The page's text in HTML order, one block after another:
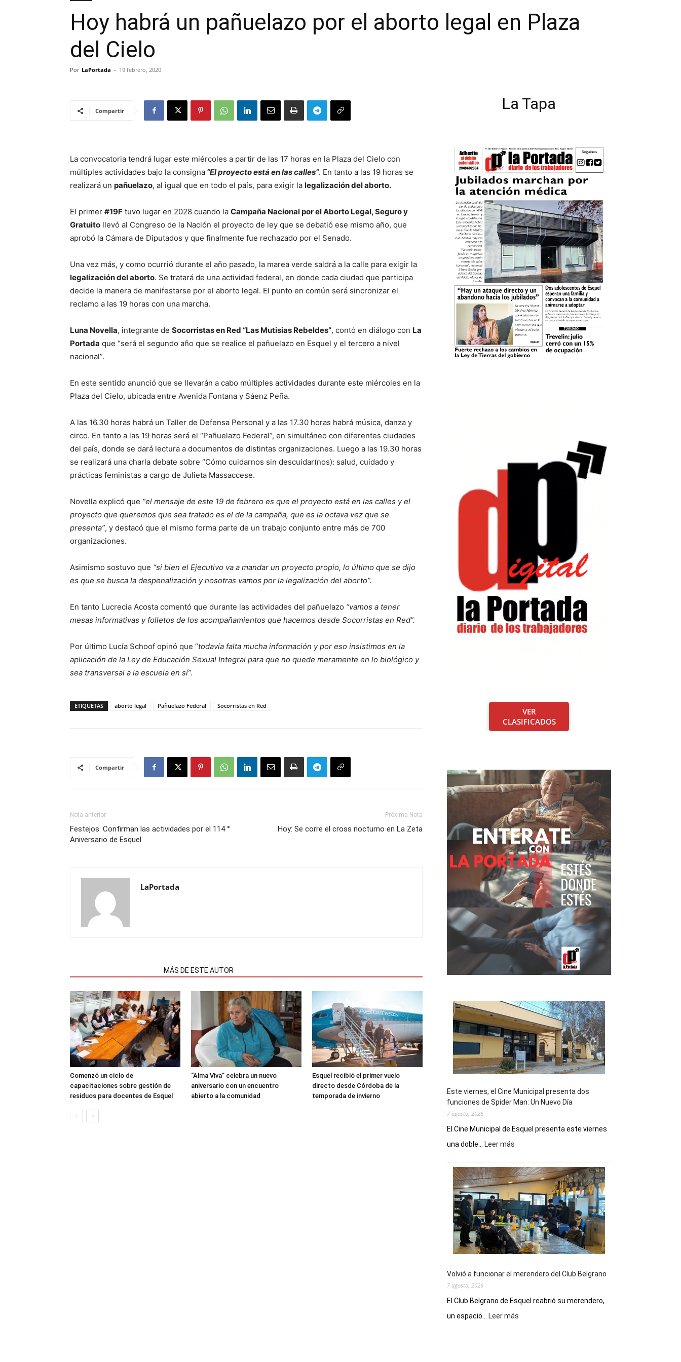
Hoy habrá un pañuelazo por el aborto legal en Plaza
del Cielo
Por LaPortada - 19 febrero, 2020
Compartir
La convocatoria tendrá lugar este miércoles a partir de las 17 horas en la Plaza del Cielo con
múltiples actividades bajo la consigna “El proyecto está en las calles”. En tanto a las 19 horas se
realizará un pañuelazo, al igual que en todo el país, para exigir la legalización del aborto.
El primer #19F tuvo lugar en 2028 cuando la Campaña Nacional por el Aborto Legal, Seguro y
Gratuito llevó al Congreso de la Nación el proyecto de ley que se debatió ese mismo año, que
aprobó la Cámara de Diputados y que finalmente fue rechazado por el Senado.
Una vez más, y como ocurrió durante el año pasado, la marea verde saldrá a la calle para exigir la
legalización del aborto. Se tratará de una actividad federal, en donde cada ciudad que participa
decide la manera de manifestarse por el aborto legal. El punto en común será sincronizar el
reclamo a las 19 horas con una marcha.
Luna Novella, integrante de Socorristas en Red “Las Mutisias Rebeldes”, contó en diálogo con La
Portada que “será el segundo año que se realice el pañuelazo en Esquel y el tercero a nivel
nacional”.
En este sentido anunció que se llevarán a cabo múltiples actividades durante este miércoles en la
Plaza del Cielo, ubicada entre Avenida Fontana y Sáenz Peña.
A las 16.30 horas habrá un Taller de Defensa Personal y a las 17.30 horas habrá música, danza y
circo. En tanto a las 19 horas será el “Pañuelazo Federal”, en simultáneo con diferentes ciudades
del país, donde se dará lectura a documentos de distintas organizaciones. Luego a las 19.30 horas
se realizará una charla debate sobre “Cómo cuidarnos sin descuidar(nos): salud, cuidado y
prácticas feministas a cargo de Julieta Massaccese.
Novella explicó que “el mensaje de este 19 de febrero es que el proyecto está en las calles y el
proyecto que queremos que sea tratado es el de la campaña, que es la octava vez que se
presenta”, y destacó que el mismo forma parte de un trabajo conjunto entre más de 700
organizaciones.
Asimismo sostuvo que “si bien el Ejecutivo va a mandar un proyecto propio, lo último que se dijo
es que se busca la despenalización y nosotras vamos por la legalización del aborto”.
En tanto Lucrecia Acosta comentó que durante las actividades del pañuelazo “vamos a tener
mesas informativas y folletos de los acompañamientos que hacemos desde Socorristas en Red”.
Por último Lucía Schoof opinó que “todavía falta mucha información y por eso insistimos en la
aplicación de la Ley de Educación Sexual Integral para que no quede meramente en lo biológico y
sea transversal a la escuela en sí”.
ETIQUETAS aborto legal Pañuelazo Federal Socorristas en Red
Compartir
Nota anterior
Festejos: Confirman las actividades por el 114 °
Aniversario de Esquel
Próxima Nota
Hoy: Se corre el cross nocturno en La Zeta
LaPortada
MÁS DE ESTE AUTOR
Comenzó un ciclo de
capacitaciones sobre gestión de
residuos para docentes de Esquel
“Alma Viva” celebra un nuevo
aniversario con un encuentro
abierto a la comunidad
Esquel recibió el primer vuelo
directo desde Córdoba de la
temporada de invierno
La Tapa
VER
CLASIFICADOS
Este viernes, el Cine Municipal presenta dos
funciones de Spider Man: Un Nuevo Día
7 agosto, 2026
El Cine Municipal de Esquel presenta este viernes
una doble...
Leer más
el
Cine
Municipal
presenta
dos
funciones
de
Spider
Un
Volvió a funcionar el merendero del Club Belgrano
7 agosto, 2026
El Club Belgrano de Esquel reabrió su merendero,
un espacio...
Leer más